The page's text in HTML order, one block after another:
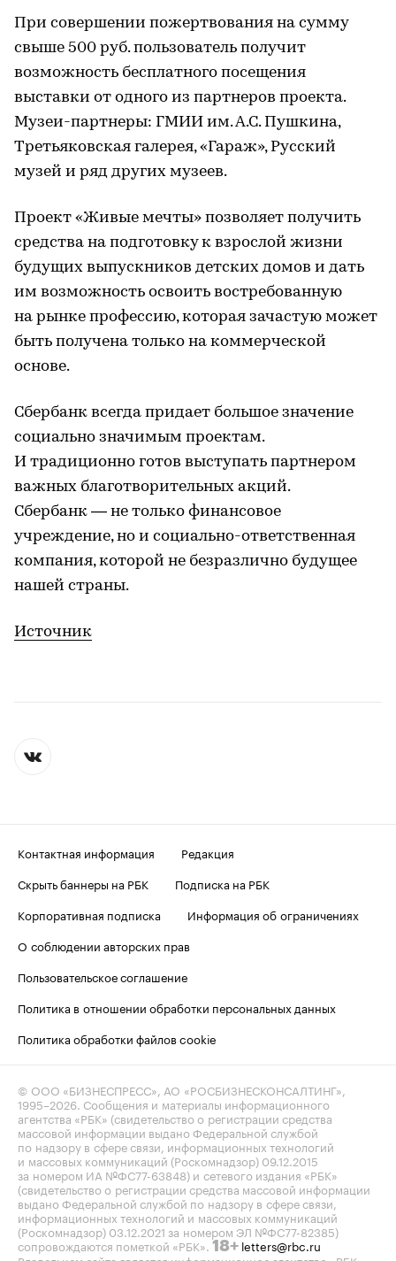
При совершении пожертвования на сумму
свыше 500 руб. пользователь получит
возможность бесплатного посещения
выставки от одного из партнеров проекта.
Музеи-партнеры: ГМИИ им. А.С. Пушкина,
Третьяковская галерея, «Гараж», Русский
музей и ряд других музеев.
Проект «Живые мечты» позволяет получить
средства на подготовку к взрослой жизни
будущих выпускников детских домов и дать
им возможность освоить востребованную
на рынке профессию, которая зачастую может
быть получена только на коммерческой
основе.
Сбербанк всегда придает большое значение
социально значимым проектам.
И традиционно готов выступать партнером
важных благотворительных акций.
Сбербанк — не только финансовое
учреждение, но и социально-ответственная
компания, которой не безразлично будущее
нашей страны.
Источник
Контактная информация
Редакция
Скрыть баннеры на РБК
Подписка на РБК
Корпоративная подписка
Информация об ограничениях
О соблюдении авторских прав
Пользовательское соглашение
Политика в отношении обработки персональных данных
Политика обработки файлов cookie
© ООО «БИЗНЕСПРЕСС», АО «РОСБИЗНЕСКОНСАЛТИНГ»,
1995–2026. Сообщения и материалы информационного
агентства «РБК» (свидетельство о регистрации средства
массовой информации выдано Федеральной службой
по надзору в сфере связи, информационных технологий
и массовых коммуникаций (Роскомнадзор) 09.12.2015
за номером ИА №ФС77-63848) и сетевого издания «РБК»
(свидетельство о регистрации средства массовой информации
выдано Федеральной службой по надзору в сфере связи,
информационных технологий и массовых коммуникаций
(Роскомнадзор) 03.12.2021 за номером ЭЛ №ФС77-82385)
сопровождаются пометкой «РБК». 18+ letters@rbc.ru